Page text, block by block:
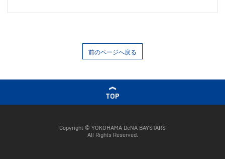
前のページへ戻る
TOP
Copyright © YOKOHAMA DeNA BAYSTARS
All Rights Reserved.